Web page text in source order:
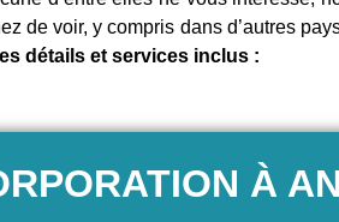
de voir, y compris dans d’autres
détails et services inclus :
À